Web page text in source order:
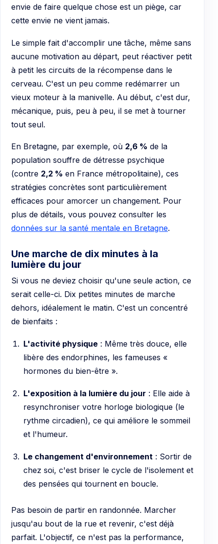
envie de faire quelque chose est un piège, car
cette envie ne vient jamais.
Le simple fait d'accomplir une tâche, même sans
aucune motivation au départ, peut réactiver petit
à petit les circuits de la récompense dans le
cerveau. C'est un peu comme redémarrer un
vieux moteur à la manivelle. Au début, c'est dur,
mécanique, puis, peu à peu, il se met à tourner
tout seul.
En Bretagne, par exemple, où 2,6 % de la
population souffre de détresse psychique
(contre 2,2 % en France métropolitaine), ces
stratégies concrètes sont particulièrement
efficaces pour amorcer un changement. Pour
plus de détails, vous pouvez consulter les
données sur la santé mentale en Bretagne.
Une marche de dix minutes à la
lumière du jour
Si vous ne deviez choisir qu'une seule action, ce
serait celle-ci. Dix petites minutes de marche
dehors, idéalement le matin. C'est un concentré
de bienfaits :
L'activité physique: Même très douce, elle
libère des endorphines, les fameuses «
hormones du bien-être ».
L'exposition à la lumière du jour : Elle aide à
resynchroniser votre horloge biologique (le
rythme circadien), ce qui améliore le sommeil
et l'humeur.
Le changement d'environnement : Sortir de
chez soi, c'est briser le cycle de l'isolement et
des pensées qui tournent en boucle.
Pas besoin de partir en randonnée. Marcher
jusqu'au bout de la rue et revenir, c'est déjà
parfait. L'objectif, ce n'est pas la performance,